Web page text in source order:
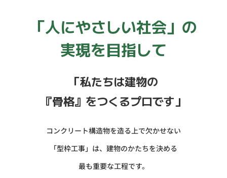
「人にやさしい社会」の
実現を目指して
「私たちは建物の
『骨格』をつくるプロです」
コンクリート構造物を造る上で欠かせない
「型枠工事」は、建物のかたちを決める
最も重要な工程です。